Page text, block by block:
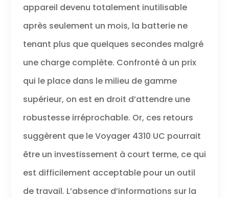
appareil devenu totalement inutilisable
après seulement un mois, la batterie ne
tenant plus que quelques secondes malgré
une charge complète. Confronté à un prix
qui le place dans le milieu de gamme
supérieur, on est en droit d’attendre une
robustesse irréprochable. Or, ces retours
suggèrent que le Voyager 4310 UC pourrait
être un investissement à court terme, ce qui
est difficilement acceptable pour un outil
de travail. L’absence d’informations sur la